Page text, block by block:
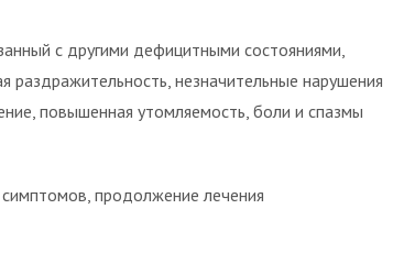
с другими дефицитными состояниями,
незначительные нарушения
повышенная утомляемость, боли и спазмы
симптомов, продолжение лечения